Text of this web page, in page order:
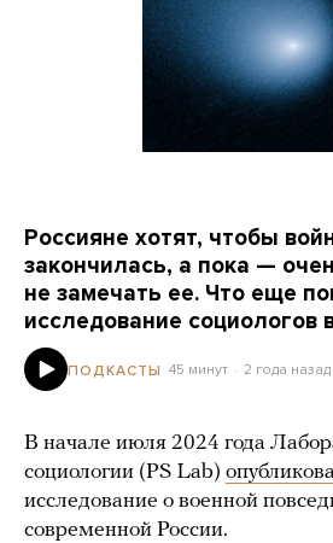
Россияне хотят, чтобы
закончилась, а пока —
не замечать ее. Что еще
исследование социологов
ПОДКАСТЫ 45 минут 2 года назад
В начале июля 2024 года
социологии (PS Lab)
исследование о военной
современной России.